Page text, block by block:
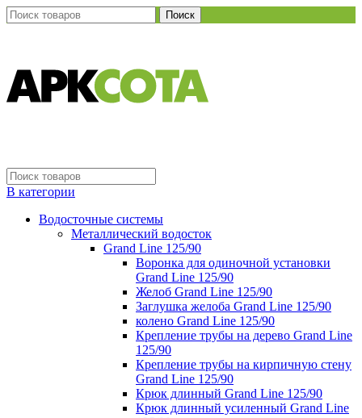
Поиск
В категории
Водосточные системы
Металлический водосток
Grand Line 125/90
Воронка для одиночной установки
Grand Line 125/90
Желоб Grand Line 125/90
Заглушка желоба Grand Line 125/90
колено Grand Line 125/90
Крепление трубы на дерево Grand Line
125/90
Крепление трубы на кирпичную стену
Grand Line 125/90
Крюк длинный Grand Line 125/90
Крюк длинный усиленный Grand Line